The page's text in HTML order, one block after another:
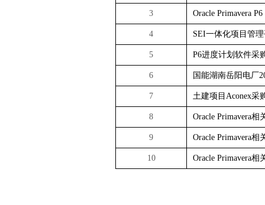
3 Oracle Primavera
4 SEI一体化项目管
5 P6进度计划软件采
6 国能湖南岳阳电厂
7 土建项目Aconex采
8 Oracle Primavera相
9 Oracle Primavera相
10 Oracle Primavera相